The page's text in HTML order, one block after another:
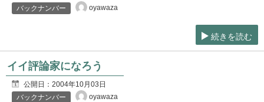
バックナンバー
oyawaza
続きを読む
イイ評論家になろう
公開日： 2004年10月03日
バックナンバー
oyawaza